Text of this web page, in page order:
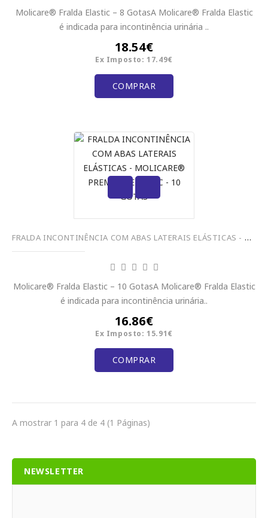
Molicare® Fralda Elastic – 8 GotasA Molicare® Fralda Elastic
é indicada para incontinência urinária ..
18.54€
Ex Imposto: 17.49€
COMPRAR
FRALDA INCONTINÊNCIA COM ABAS LATERAIS ELÁSTICAS - MOLICARE® PREMIUM ELASTIC - 10 GOTAS
Molicare® Fralda Elastic – 10 GotasA Molicare® Fralda Elastic
é indicada para incontinência urinária..
16.86€
Ex Imposto: 15.91€
COMPRAR
A mostrar 1 para 4 de 4 (1 Páginas)
NEWSLETTER